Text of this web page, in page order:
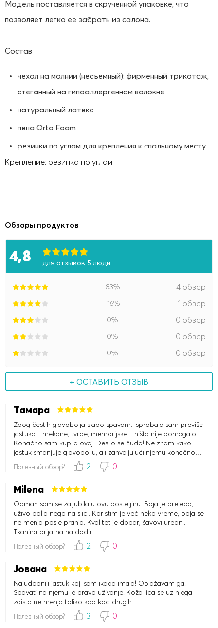
Модель поставляется в скрученной упаковке, что
позволяет легко ее забрать из салона.
Состав
чехол на молнии (несъемный): фирменный трикотаж,
стеганный на гипоаллергенном волокне
натуральный латекс
пена Orto Foam
резинки по углам для крепления к спальному месту
Крепление: резинка по углам.
Обзоры продуктов
4,8 для отзывов 5 люди
83% 4 обзор
16% 1 обзор
0% 0 обзор
0% 0 обзор
0% 0 обзор
+ ОСТАВИТЬ ОТЗЫВ
Тамара
Zbog čestih glavobolja slabo spavam. Isprobala sam previše
jastuka - mekane, tvrde, memorijske - ništa nije pomagalo!
Konačno sam kupila ovaj. Desilo se čudo! Ne znam kako
jastuk smanjuje glavobolju, ali zahvaljujući njemu konačno
spavam kao čovek. Fantastičan je!
Полезный обзор? 2 0
Milena
Odmah sam se zaljubila u ovu posteljinu. Boja je prelepa,
uživo bolja nego na slici. Koristim je već neko vreme, boja se
ne menja posle pranja. Kvalitet je dobar, šavovi uredni.
Tkanina prijatna na dodir.
Полезный обзор? 2 0
Јована
Najudobniji jastuk koji sam ikada imala! Oblažavam ga!
Spavati na njemu je pravo uživanje! Koža lica se uz njega
zaista ne menja toliko kao kod drugih.
Полезный обзор? 3 0